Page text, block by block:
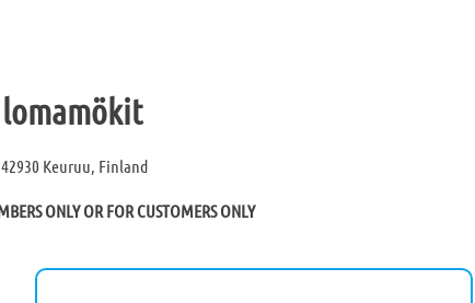
Keuruu, Finland
ONLY OR FOR CUSTOMERS ONLY